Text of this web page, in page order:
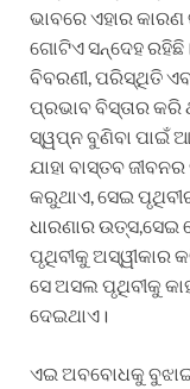
ଭାବରେ ଏହାର
ଗୋଟିଏ ସନ୍ଦେହ
ବିବରଣୀ, ପରିସ୍ଥିତି
ପ୍ରଭାବ ବିସ୍ତାର କରି
ସ୍ୱପ୍ନ ବୁଣିବା ପାଇଁ
ଯାହା ବାସ୍ତବ
କରୁଥାଏ, ସେଇ
ଧାରଣାର ଉତ୍ସ,ସେଇ
ପୃଥିବୀକୁ ଅସ୍ୱୀକାର
ସେ ଅସଲ ପୃଥିବୀକୁ
ଦେଇଥାଏ।
ଏଇ ଅବବୋଧକୁ